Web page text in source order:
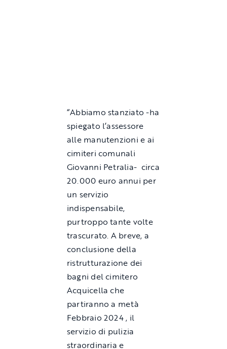
“Abbiamo stanziato -ha
spiegato l’assessore
alle manutenzioni e ai
cimiteri comunali
Giovanni Petralia- circa
20.000 euro annui per
un servizio
indispensabile,
purtroppo tante volte
trascurato. A breve, a
conclusione della
ristrutturazione dei
bagni del cimitero
Acquicella che
partiranno a metà
Febbraio 2024 , il
servizio di pulizia
straordinaria e